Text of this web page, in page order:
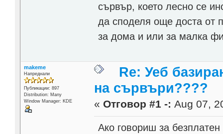
сървър, което лесно се
да споделя още доста от
за дома и или за малка
makeme
Напреднали
Публикации: 897
Distribution: Many
Window Manager: KDE
Re: Уеб
на сървъри????
« Отговор #1 -: Aug 07,
Ако говориш за